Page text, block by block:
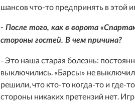
шансов что-то предпринять в этой
- После того, как в ворота
стороны гостей. В чем причина?
- Это наша старая болезнь:
выключились. «Барсы» не
решили, что кто-то когда-то и где-
стороны никаких претензий нет.